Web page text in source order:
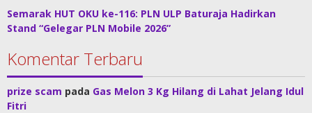
Semarak HUT OKU ke-116: PLN ULP Baturaja Hadirkan
Stand “Gelegar PLN Mobile 2026”
Komentar Terbaru
prize scam pada Gas Melon 3 Kg Hilang di Lahat Jelang Idul
Fitri